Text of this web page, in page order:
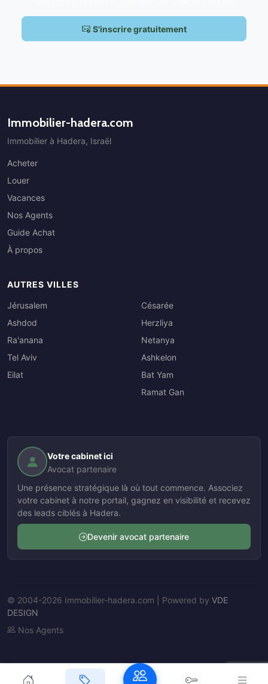
S'inscrire gratuitement
Immobilier-hadera.com
Immobilier à Hadera, Israël
Acheter
Louer
Vacances
Nos Agents
Guide Achat
À propos
AUTRES VILLES
Jérusalem
Ashdod
Ra'anana
Tel Aviv
Eilat
Césarée
Herzliya
Netanya
Ashkelon
Bat Yam
Ramat Gan
Votre cabinet ici
Avocat partenaire
Une présence stratégique là où tout commence. Associez
votre cabinet à notre portail, gagnez en visibilité et recevez
des leads ciblés à Hadera.
Devenir avocat partenaire
© 2004-2026 Immobilier-hadera.com | Powered by VDE
DESIGN
Nos Agents